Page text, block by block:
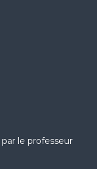
le professeur